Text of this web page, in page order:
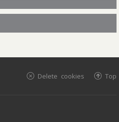
Top
Delete cookies